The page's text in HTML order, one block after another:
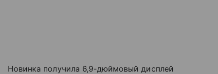
Новинка получила 6,9-дюймовый дисплей